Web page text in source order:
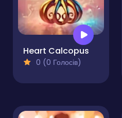
Heart Calcopus
0 (0 Голосів)